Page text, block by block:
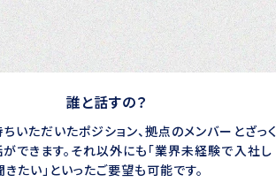
誰と話すの？
いただいたポジション、拠点のメンバーとざっく
できます。それ以外にも「業界未経験で入社し
たい」といったご要望も可能です。